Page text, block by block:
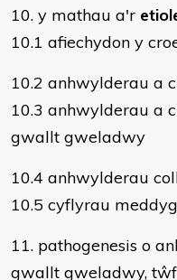
10. y mathau a'r
10.1 afiechydon y
10.2 anhwylderau a
10.3 anhwylderau a
gwallt gweladwy
10.4 anhwylderau
10.5 cyflyrau
11. pathogenesis o
gwallt gweladwy,